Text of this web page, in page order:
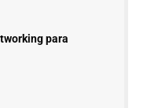
para